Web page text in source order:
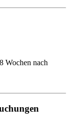
Wochen nach